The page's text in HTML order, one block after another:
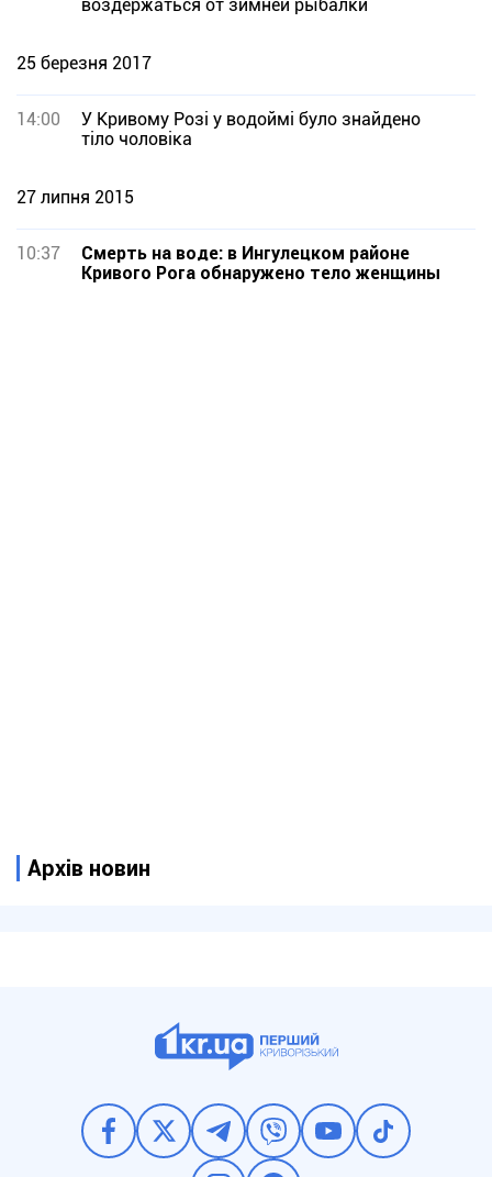
воздержаться от зимней рыбалки
25 березня 2017
14:00
У Кривому Розі у водоймі було знайдено
тіло чоловіка
27 липня 2015
10:37
Смерть на воде: в Ингулецком районе
Кривого Рога обнаружено тело женщины
Архів новин